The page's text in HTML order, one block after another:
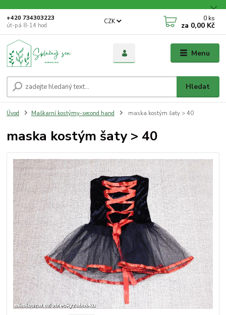
Menu
CZK
Hledat
+420 734303223
út-pá 8-14 hod
0 ks
za 0,00 Kč
Úvod Maškarní kostýmy-second hand maska kostým šaty > 40
maska kostým šaty > 40